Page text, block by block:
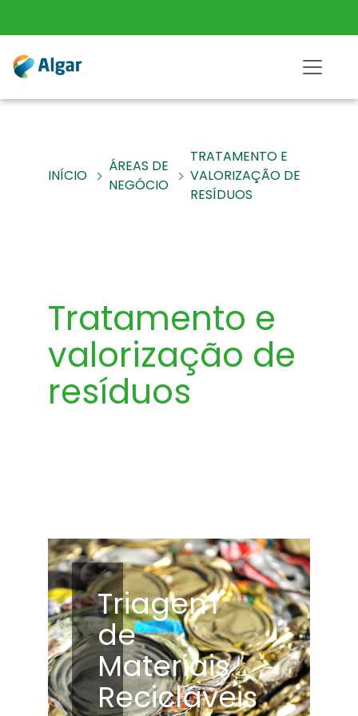
INÍCIO
ÁREAS DE
NEGÓCIO
TRATAMENTO E
VALORIZAÇÃO DE
RESÍDUOS
Tratamento e
valorização de
resíduos
Triagem
de
Materiais
Recicláveis